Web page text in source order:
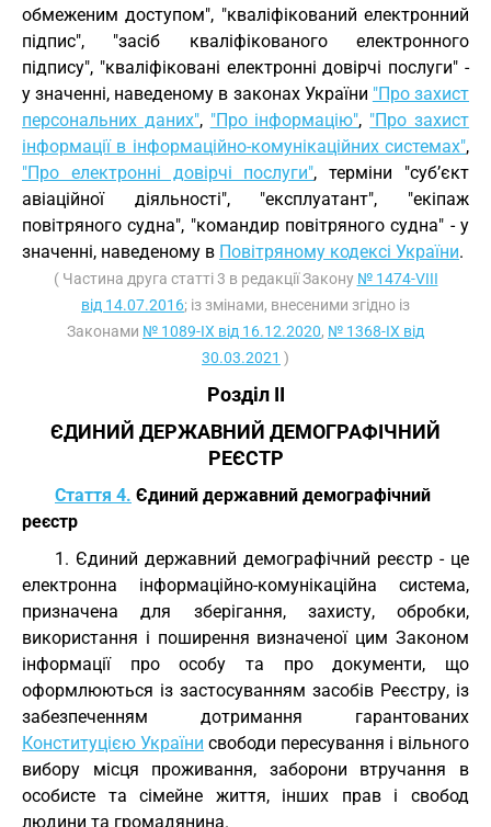
обмеженим доступом", "кваліфікований електронний
підпис", "засіб кваліфікованого електронного
підпису", "кваліфіковані електронні довірчі послуги" -
у значенні, наведеному в законах України "Про захист
персональних даних", "Про інформацію", "Про захист
інформації в інформаційно-комунікаційних системах",
"Про електронні довірчі послуги", терміни "суб’єкт
авіаційної діяльності", "експлуатант", "екіпаж
повітряного судна", "командир повітряного судна" - у
значенні, наведеному в Повітряному кодексі України.
( Частина друга статті 3 в редакції Закону № 1474-VIII
від 14.07.2016; із змінами, внесеними згідно із
Законами № 1089-IX від 16.12.2020, № 1368-IX від
30.03.2021 )
Розділ II
ЄДИНИЙ ДЕРЖАВНИЙ ДЕМОГРАФІЧНИЙ
РЕЄСТР
Стаття 4. Єдиний державний демографічний
реєстр
1. Єдиний державний демографічний реєстр - це
електронна інформаційно-комунікаційна система,
призначена для зберігання, захисту, обробки,
використання і поширення визначеної цим Законом
інформації про особу та про документи, що
оформлюються із застосуванням засобів Реєстру, із
забезпеченням дотримання гарантованих
Конституцією України свободи пересування і вільного
вибору місця проживання, заборони втручання в
особисте та сімейне життя, інших прав і свобод
людини та громадянина.